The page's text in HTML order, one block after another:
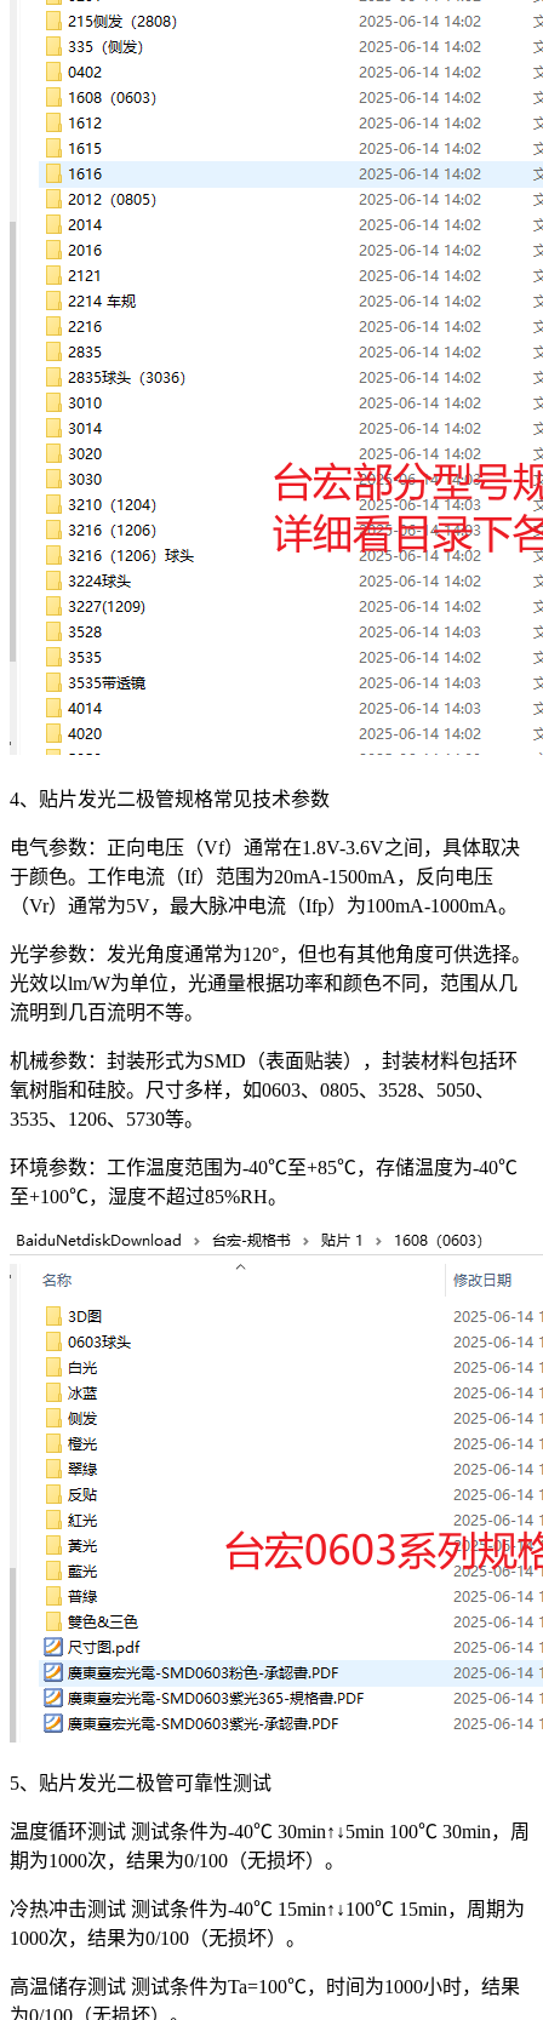
4、贴片发光二极管规格常见技术参数
电气参数：正向电压（Vf）通常在1.8V-3.6V之间，具体取决
于颜色。工作电流（If）范围为20mA-1500mA，反向电压
（Vr）通常为5V，最大脉冲电流（Ifp）为100mA-1000mA。
光学参数：发光角度通常为120°，但也有其他角度可供选择。
光效以lm/W为单位，光通量根据功率和颜色不同，范围从几
流明到几百流明不等。
机械参数：封装形式为SMD（表面贴装），封装材料包括环
氧树脂和硅胶。尺寸多样，如0603、0805、3528、5050、
3535、1206、5730等。
环境参数：工作温度范围为-40℃至+85℃，存储温度为-40℃
至+100℃，湿度不超过85%RH。
5、贴片发光二极管可靠性测试
温度循环测试 测试条件为-40℃ 30min↑↓5min 100℃ 30min，周
期为1000次，结果为0/100（无损坏）。
冷热冲击测试 测试条件为-40℃ 15min↑↓100℃ 15min，周期为
1000次，结果为0/100（无损坏）。
高温储存测试 测试条件为Ta=100℃，时间为1000小时，结果
为0/100（无损坏）。